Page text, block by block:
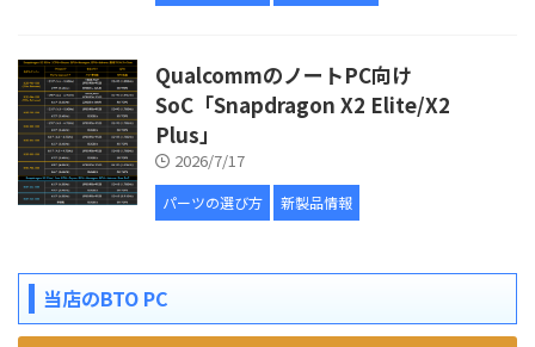
QualcommのノートPC向け
SoC「Snapdragon X2 Elite/X2
Plus」
2026/7/17
パーツの選び方 新製品情報
当店のBTO PC